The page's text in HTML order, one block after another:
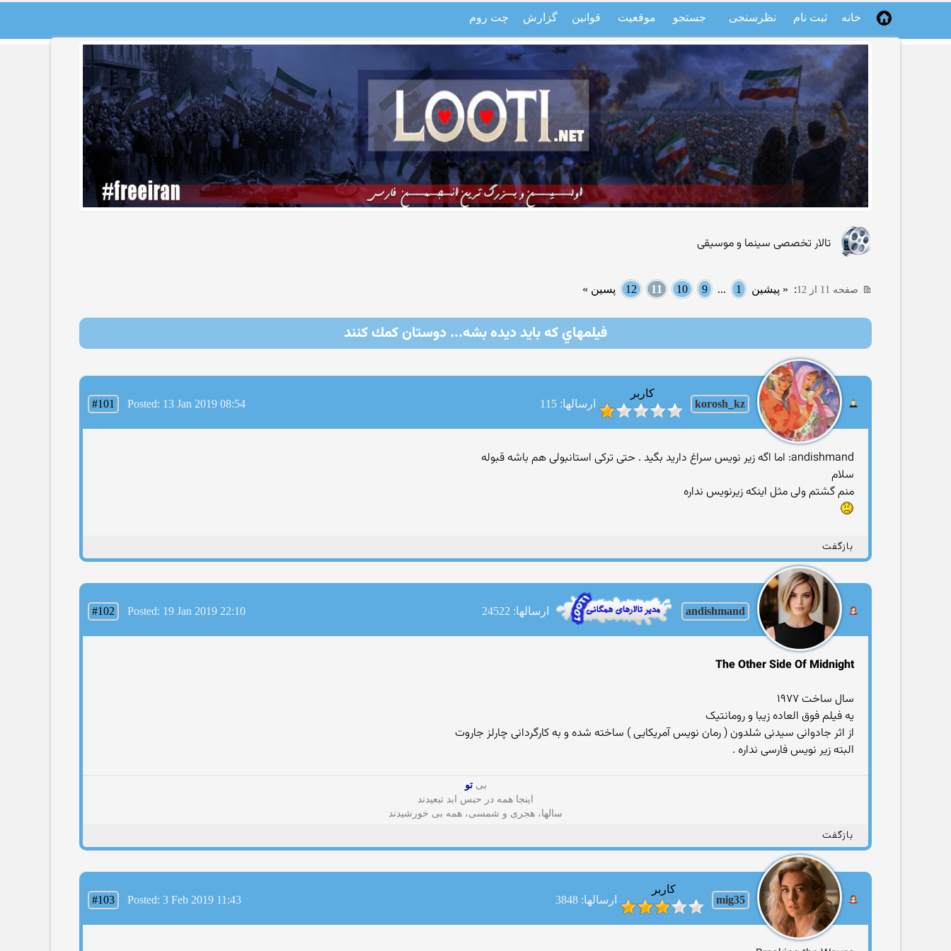
خانه ثبت نام نظرسنجی جستجو موقعیت قوانین گزارش چت روم
تالار تخصصی سینما و موسیقی
صفحه 11 از 12 : « پیشین 1
...
9
10
11
12 پسین »
فيلمهاي كه بايد ديده بشه... دوستان كمك كنند
korosh_kz
کاربر
ارسالها: 115
#101 Posted: 13 Jan 2019 08:54
andishmand: اما اگه زیر نویس سراغ دارید بگید . حتی ترکی استانبولی هم باشه قبوله
سلام
منم گشتم ولی مثل اینکه زیرنویس نداره
بازگفت
andishmand ارسالها: 24522 #102 Posted: 19 Jan 2019 22:10
The Other Side Of Midnight
سال ساخت ۱۹۷۷
یه فیلم فوق العاده زیبا و رومانتیک
از اثر جادوانی سیدنی شلدون ( رمان نویس آمریکایی ) ساخته شده و به کارگردانی چارلز جاروت
البته زیر نویس فارسی نداره .
بی تو
اینجا همه در حبس ابد تبعیدند
سالها، هجری و شمسی، همه بی خورشیدند
بازگفت
mig35
کاربر
ارسالها: 3848
#103 Posted: 3 Feb 2019 11:43